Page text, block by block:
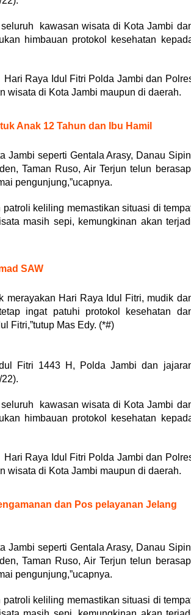
kawasan wisata di Kota Jambi
himbauan protokol kesehatan
Raya Idul Fitri Polda Jambi dan
wisata di Kota Jambi maupun di daerah.
Anak 12 Tahun dan Ibu Hamil
Jambi seperti Gentala Arasy, Danau
Taman Ruso, Air Terjun telun
pengunjung,”ucapnya.
keliling memastikan situasi di
masih sepi, kemungkinan akan
SAW
merayakan Hari Raya Idul Fitri, mudik
ingat patuhi protokol kesehatan
Fitri,”tutup Mas Edy. (*#)
Fitri 1443 H, Polda Jambi dan
kawasan wisata di Kota Jambi
himbauan protokol kesehatan
Raya Idul Fitri Polda Jambi dan
wisata di Kota Jambi maupun di daerah.
dan Pos pelayanan Jelang
Jambi seperti Gentala Arasy, Danau
Taman Ruso, Air Terjun telun
pengunjung,”ucapnya.
keliling memastikan situasi di